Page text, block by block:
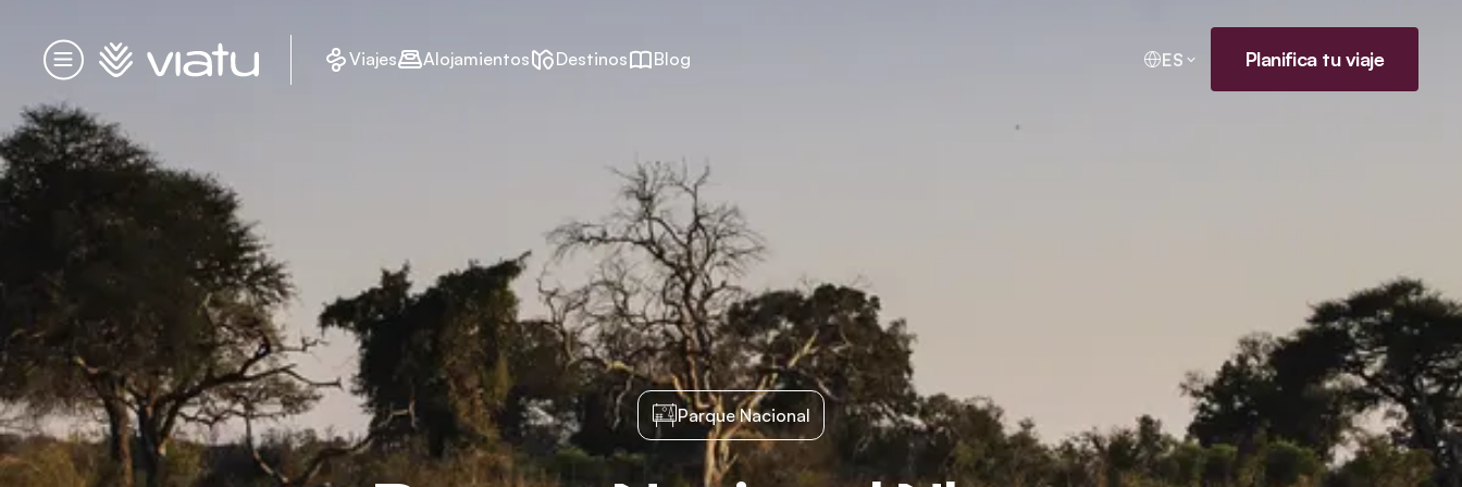
Menú
Página de inicio Viajes Alojamientos Destinos Blog ES Planifica tu viaje
Parque Nacional